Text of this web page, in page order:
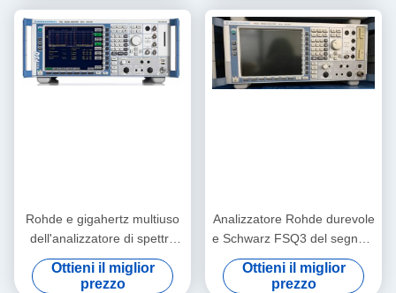
UXA X
Rohde e gigahertz multiuso
dell'analizzatore di spettro
del segnale di Schwarz
FSQ8 8
Ottieni il miglior
prezzo
Analizzatore Rohde durevole
e Schwarz FSQ3 del segnale
dello Spectroradiometer rf
Ottieni il miglior
prezzo